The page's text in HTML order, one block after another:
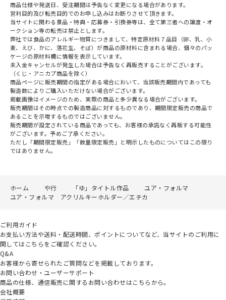
商品仕様や発送日、受注期間は予告なく変更になる場合があります。
営利目的及び転売目的でのお申し込みはお断りさせて頂きます。
当サイトに関わる景品・特典・応募券・引換券等は、全て第三者への譲渡・オ
ークション等の転売は禁止とします。
弊社では食品のアレルギー物質につきまして、特定原材料７品目（卵、乳、小
麦、えび、かに、落花生、そば）が商品の原材料に含まれる場合、個々のパッ
ケージの原材料欄に情報を表示しています。
未入金キャンセルが発生した場合は予告なく再販売することがございます。
（くじ・アニカプ商品を除く）
商品ページに販売期間の指定がある場合において、当該販売期間内であっても
製造数によりご購入いただけない場合がございます。
掲載画像はイメージのため、実際の商品と多少異なる場合がございます。
販売期間はその時点での製造商品に対するものであり、期間限定販売の商品で
あることを示唆するものではございません。
販売期間が設定されている商品であっても、お客様の承諾なく再販する可能性
がございます。予めご了承ください。
ただし「期間限定販売」「数量限定販売」と明示したものについてはこの限り
ではありません。
ホーム や行 「ゆ」タイトル作品
ユア・フォルマ
ユア・フォルマ アクリルキーホルダー／エチカ
ご利用ガイド
お支払い方法や送料・配送時間、ポイントについてなど、当サイトのご利用に
関してはこちらをご確認ください。
Q&A
お客様から寄せられたご質問などを掲載しております。
お問い合わせ・ユーザーサポート
商品の仕様、通信販売に関するお問い合わせはこちらから。
会社概要